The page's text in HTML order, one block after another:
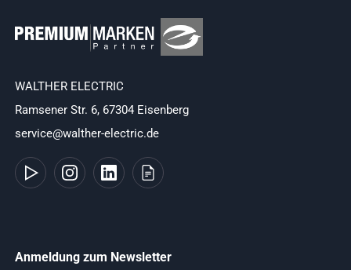
WALTHER ELECTRIC
Ramsener Str. 6, 67304 Eisenberg
service@walther-electric.de
Anmeldung zum Newsletter